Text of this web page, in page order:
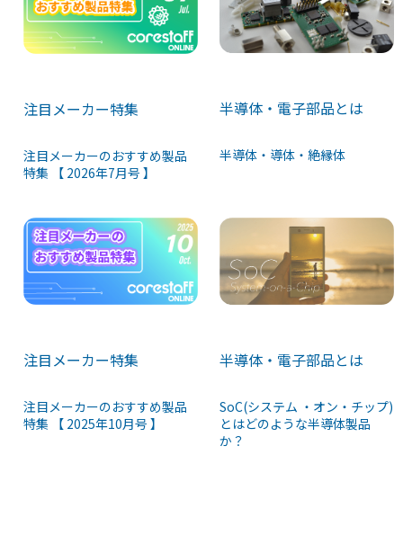
注目メーカー特集
注目メーカーのおすすめ製品
特集 【 2026年7月号 】
半導体・電子部品とは
半導体・導体・絶縁体
注目メーカー特集
注目メーカーのおすすめ製品
特集 【 2025年10月号 】
半導体・電子部品とは
SoC(システム ・オン・チップ)
とはどのような半導体製品
か？